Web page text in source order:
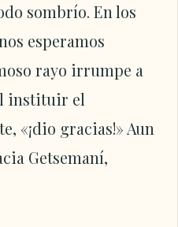
sombrío. En los
esperamos
rayo irrumpe a
instituir el
«¡dio gracias!» Aun
Getsemaní,